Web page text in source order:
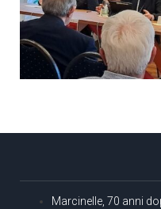
Marcinelle, 70 anni